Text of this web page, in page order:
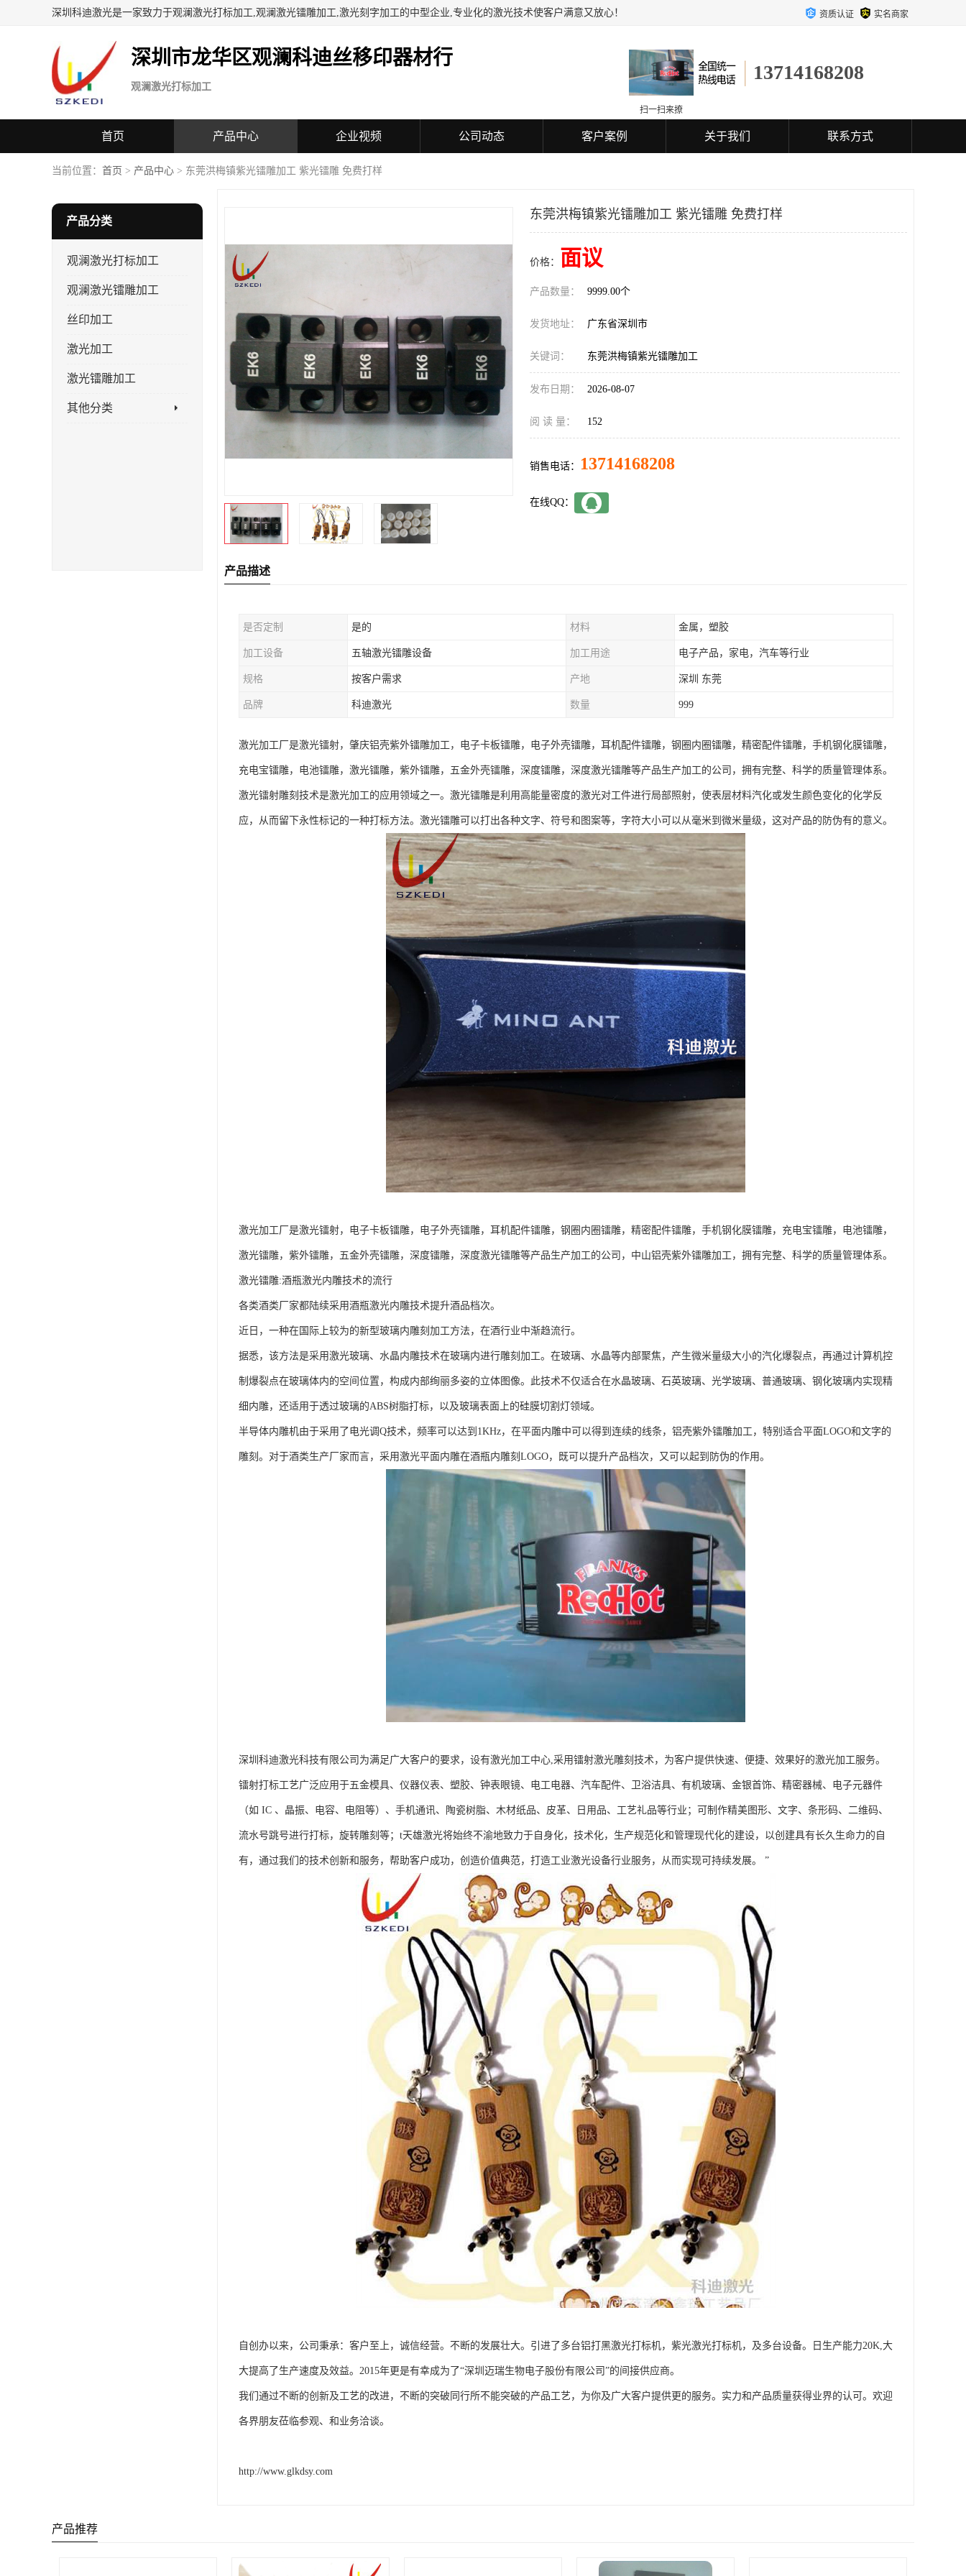
深圳科迪激光是一家致力于观澜激光打标加工,观澜激光镭雕加工,激光刻字加工的中型企业,专业化的激光技术使客户满意又放心！ 资质认证 实名商家
深圳市龙华区观澜科迪丝移印器材行
观澜激光打标加工
13714168208
扫一扫来撩
首页 产品中心 企业视频 公司动态 客户案例 关于我们 联系方式
当前位置： 首页 > 产品中心 > 东莞洪梅镇紫光镭雕加工 紫光镭雕 免费打样
产品分类
观澜激光打标加工
观澜激光镭雕加工
丝印加工
激光加工
激光镭雕加工
其他分类
东莞洪梅镇紫光镭雕加工 紫光镭雕 免费打样
价格： 面议
产品数量： 9999.00个
发货地址： 广东省深圳市
关键词： 东莞洪梅镇紫光镭雕加工
发布日期： 2026-08-07
阅 读 量： 152
销售电话： 13714168208
在线QQ：
产品描述
是否定制 是的 材料 金属，塑胶
加工设备 五轴激光镭雕设备 加工用途 电子产品，家电，汽车等行业
规格 按客户需求 产地 深圳 东莞
品牌 科迪激光 数量 999
激光加工厂是激光镭射，肇庆铝壳紫外镭雕加工，电子卡板镭雕，电子外壳镭雕，耳机配件镭雕，钢圈内圈镭雕，精密配件镭雕，手机钢化膜镭雕，
充电宝镭雕，电池镭雕，激光镭雕，紫外镭雕，五金外壳镭雕，深度镭雕，深度激光镭雕等产品生产加工的公司，拥有完整、科学的质量管理体系。
激光镭射雕刻技术是激光加工的应用领域之一。激光镭雕是利用高能量密度的激光对工件进行局部照射，使表层材料汽化或发生颜色变化的化学反
应，从而留下永性标记的一种打标方法。激光镭雕可以打出各种文字、符号和图案等，字符大小可以从毫米到微米量级，这对产品的防伪有的意义。
激光加工厂是激光镭射，电子卡板镭雕，电子外壳镭雕，耳机配件镭雕，钢圈内圈镭雕，精密配件镭雕，手机钢化膜镭雕，充电宝镭雕，电池镭雕，
激光镭雕，紫外镭雕，五金外壳镭雕，深度镭雕，深度激光镭雕等产品生产加工的公司，中山铝壳紫外镭雕加工，拥有完整、科学的质量管理体系。
激光镭雕:酒瓶激光内雕技术的流行
各类酒类厂家都陆续采用酒瓶激光内雕技术提升酒品档次。
近日，一种在国际上较为的新型玻璃内雕刻加工方法，在酒行业中渐趋流行。
据悉，该方法是采用激光玻璃、水晶内雕技术在玻璃内进行雕刻加工。在玻璃、水晶等内部聚焦，产生微米量级大小的汽化爆裂点，再通过计算机控
制爆裂点在玻璃体内的空间位置，构成内部绚丽多姿的立体图像。此技术不仅适合在水晶玻璃、石英玻璃、光学玻璃、普通玻璃、钢化玻璃内实现精
细内雕，还适用于透过玻璃的ABS树脂打标，以及玻璃表面上的硅膜切割灯领域。
半导体内雕机由于采用了电光调Q技术，频率可以达到1KHz，在平面内雕中可以得到连续的线条，铝壳紫外镭雕加工，特别适合平面LOGO和文字的
雕刻。对于酒类生产厂家而言，采用激光平面内雕在酒瓶内雕刻LOGO，既可以提升产品档次，又可以起到防伪的作用。
深圳科迪激光科技有限公司为满足广大客户的要求，设有激光加工中心,采用镭射激光雕刻技术，为客户提供快速、便捷、效果好的激光加工服务。
镭射打标工艺广泛应用于五金模具、仪器仪表、塑胶、钟表眼镜、电工电器、汽车配件、卫浴洁具、有机玻璃、金银首饰、精密器械、电子元器件
（如 IC 、晶振、电容、电阻等）、手机通讯、陶瓷树脂、木材纸品、皮革、日用品、工艺礼品等行业；可制作精美图形、文字、条形码、二维码、
流水号跳号进行打标，旋转雕刻等；t天雄激光将始终不渝地致力于自身化，技术化，生产规范化和管理现代化的建设，以创建具有长久生命力的自
有，通过我们的技术创新和服务，帮助客户成功，创造价值典范，打造工业激光设备行业服务，从而实现可持续发展。 ”
自创办以来，公司秉承：客户至上，诚信经营。不断的发展壮大。引进了多台铝打黑激光打标机，紫光激光打标机，及多台设备。日生产能力20K,大
大提高了生产速度及效益。2015年更是有幸成为了“深圳迈瑞生物电子股份有限公司”的间接供应商。
我们通过不断的创新及工艺的改进，不断的突破同行所不能突破的产品工艺，为你及广大客户提供更的服务。实力和产品质量获得业界的认可。欢迎
各界朋友莅临参观、和业务洽谈。
http://www.glkdsy.com
产品推荐